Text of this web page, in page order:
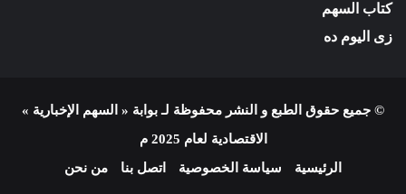
كتاب السهم
زى اليوم ده
© جميع حقوق الطبع و النشر محفوظة لـ بوابة « السهم الإخبارية »
الاقتصادية لعام 2025 م
الرئيسية
سياسة الخصوصية اتصل بنا من نحن